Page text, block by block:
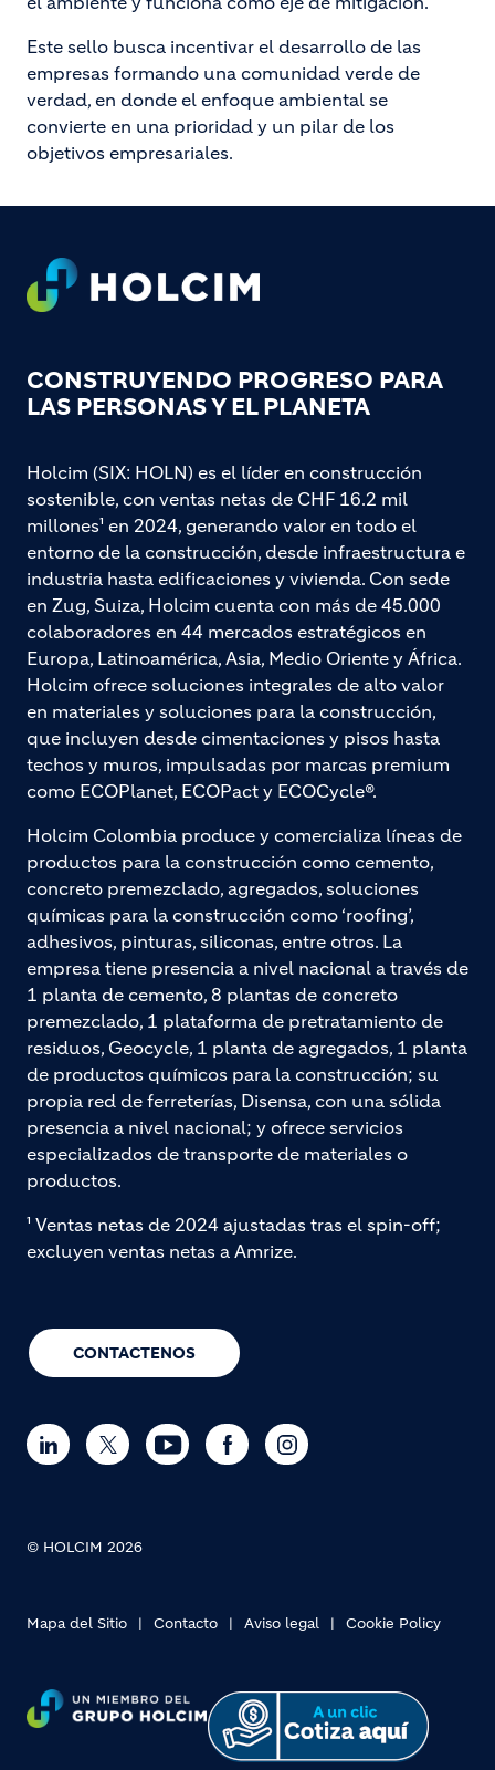
Este sello busca incentivar el desarrollo de las
empresas formando una comunidad verde de
verdad, en donde el enfoque ambiental se
convierte en una prioridad y un pilar de los
objetivos empresariales.
Footer
CONSTRUYENDO PROGRESO PARA
LAS PERSONAS Y EL PLANETA
CONTACTENOS
Holcim (SIX: HOLN) es el líder en construcción
sostenible, con ventas netas de CHF 16.2 mil
millones¹ en 2024, generando valor en todo el
entorno de la construcción, desde infraestructura e
industria hasta edificaciones y vivienda. Con sede
en Zug, Suiza, Holcim cuenta con más de 45.000
colaboradores en 44 mercados estratégicos en
Europa, Latinoamérica, Asia, Medio Oriente y África.
Holcim ofrece soluciones integrales de alto valor
en materiales y soluciones para la construcción,
que incluyen desde cimentaciones y pisos hasta
techos y muros, impulsadas por marcas premium
como ECOPlanet, ECOPact y ECOCycle®.
Holcim Colombia produce y comercializa líneas de
productos para la construcción como cemento,
concreto premezclado, agregados, soluciones
químicas para la construcción como ‘roofing’,
adhesivos, pinturas, siliconas, entre otros. La
empresa tiene presencia a nivel nacional a través de
1 planta de cemento, 8 plantas de concreto
premezclado, 1 plataforma de pretratamiento de
residuos, Geocycle, 1 planta de agregados, 1 planta
de productos químicos para la construcción; su
propia red de ferreterías, Disensa, con una sólida
presencia a nivel nacional; y ofrece servicios
especializados de transporte de materiales o
productos.
¹ Ventas netas de 2024 ajustadas tras el spin-off;
excluyen ventas netas a Amrize.
© HOLCIM 2026
Mapa del Sitio Contacto Aviso legal Cookie Policy